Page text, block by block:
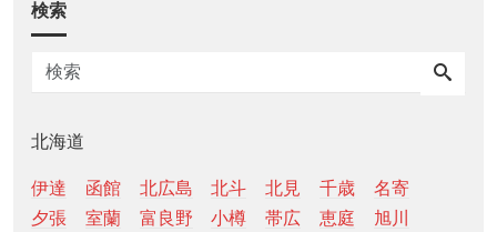
検索
北海道
伊達 函館 北広島 北斗 北見 千歳
名寄
夕張
室蘭 富良野 小樽 帯広 恵庭
旭川